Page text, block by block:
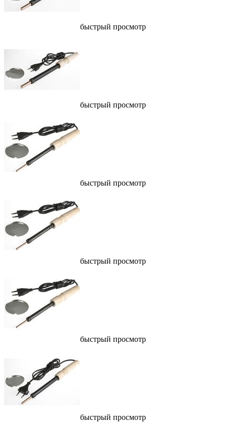
быстрый просмотр
быстрый просмотр
быстрый просмотр
быстрый просмотр
быстрый просмотр
быстрый просмотр